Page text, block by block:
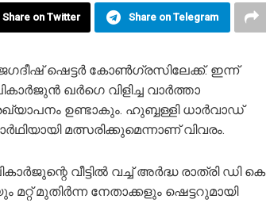
Share on Twitter Share on Telegram
ഷെട്ടര്‍ കോണ്‍ഗ്രസിലേക്ക്. ഇന്ന്
ഖര്‍ഗെ വിളിച്ച വാര്‍ത്താ
ഉണ്ടാകും. ഹുബ്ബള്ളി ധാർവാഡ്
മത്സരിക്കുമെന്നാണ് വിവരം.
വീട്ടിൽ വച്ച് അർദ്ധ രാത്രി ഡി കെ
മുതിർന്ന നേതാക്കളും ഷെട്ടറുമായി